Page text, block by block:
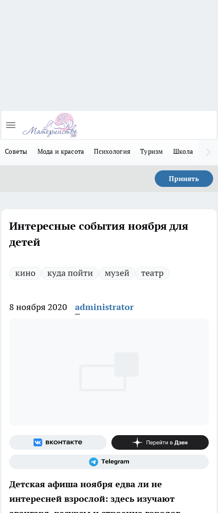
Советы Мода и красота Психология Туризм Школа
Принять
Интересные события ноября для
детей
кино куда пойти музей театр
8 ноября 2020 administrator
Детская афиша ноября едва ли не
интересней взрослой: здесь изучают